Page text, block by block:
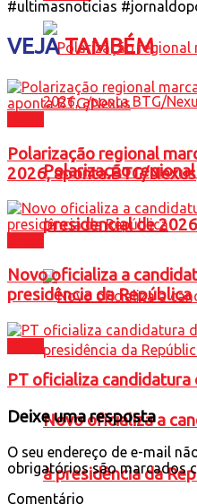
Polarização
presidencial de
Novo oficializa a
à presidência da
#ultimasnoticias
VEJATAMBÉM
Polarização regional
2026, aponta BTG/Nexus
Novo oficializa a
presidência da República
PT oficializa candidatura
Deixe uma resposta
O seu endereço de e-mail
obrigatórios são marcados
Comentário